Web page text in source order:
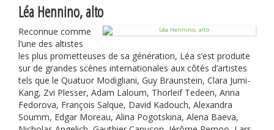
Léa Hennino, alto
Reconnue comme
l’une des altistes
les plus prometteuses de sa génération, Léa s’est produite
sur de grandes scènes internationales aux côtés d’artistes
tels que le Quatuor Modigliani, Guy Braunstein, Clara Jumi-
Kang, Zvi Plesser, Adam Laloum, Thorleif Tedeen, Anna
Fedorova, François Salque, David Kadouch, Alexandra
Soumm, Edgar Moreau, Alina Pogotskina, Alena Baeva,